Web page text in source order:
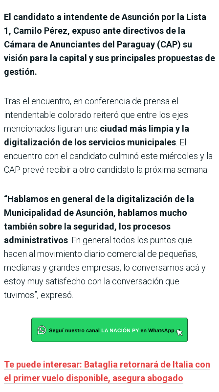
El candidato a intendente de Asunción por la Lista
1, Camilo Pérez, expuso ante directivos de la
Cámara de Anunciantes del Paraguay (CAP) su
visión para la capital y sus principales propuestas de
gestión.
Tras el encuentro, en conferencia de prensa el
intendentable colorado reiteró que entre los ejes
mencionados figuran una ciudad más limpia y la
digitalización de los servicios municipales . El
encuentro con el candidato culminó este miércoles y la
CAP prevé recibir a otro candidato la próxima semana.
“Hablamos en general de la digitalización de la
Municipalidad de Asunción, hablamos mucho
también sobre la seguridad, los procesos
administrativos . En general todos los puntos que
hacen al movimiento diario comercial de pequeñas,
medianas y grandes empresas, lo conversamos acá y
estoy muy satisfecho con la conversación que
tuvimos”, expresó.
Te puede interesar: Bataglia retornará de Italia con
el primer vuelo disponible, asegura abogado